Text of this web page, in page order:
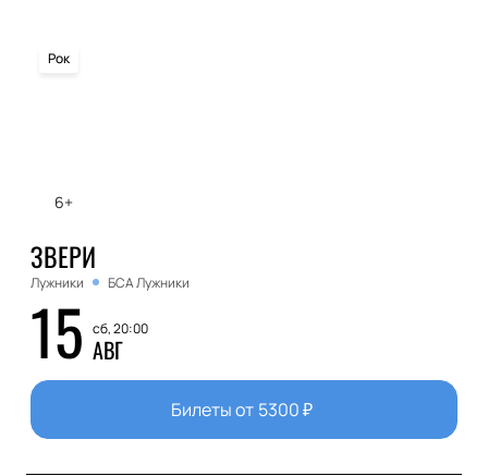
6+
Рок
ЗВЕРИ
Лужники БСА Лужники
15 сб, 20:00
АВГ
Билеты от 5300₽